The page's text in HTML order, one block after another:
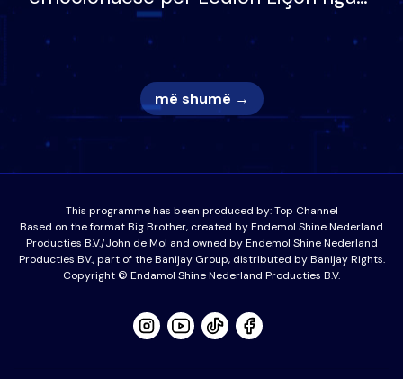
nëna dhe fëmijët e tij, moderatori
nuk i mban dot lotët: Nuk meritoj…
më shumë →
This programme has been produced by:Top Channel
Based on the format Big Brother, created by Endemol Shine Nederland
Producties B.V./John de Mol and owned by Endemol Shine Nederland
Producties BV., part of the Banijay Group, distributed by Banijay Rights.
Copyright © Endamol Shine Nederland Producties B.V.